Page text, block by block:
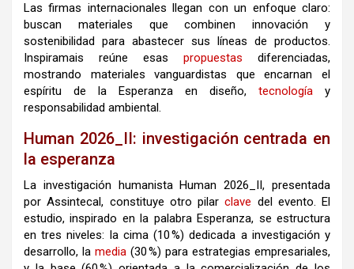
Las firmas internacionales llegan con un enfoque claro:
buscan materiales que combinen innovación y
sostenibilidad para abastecer sus líneas de productos.
Inspiramais reúne esas propuestas diferenciadas,
mostrando materiales vanguardistas que encarnan el
espíritu de la Esperanza en diseño, tecnología y
responsabilidad ambiental.
Human 2026_II: investigación centrada en
la esperanza
La investigación humanista Human 2026_II, presentada
por Assintecal, constituye otro pilarclave del evento. El
estudio, inspirado en la palabra Esperanza, se estructura
en tres niveles: la cima (10 %) dedicada a investigación y
desarrollo, la media (30 %) para estrategias empresariales,